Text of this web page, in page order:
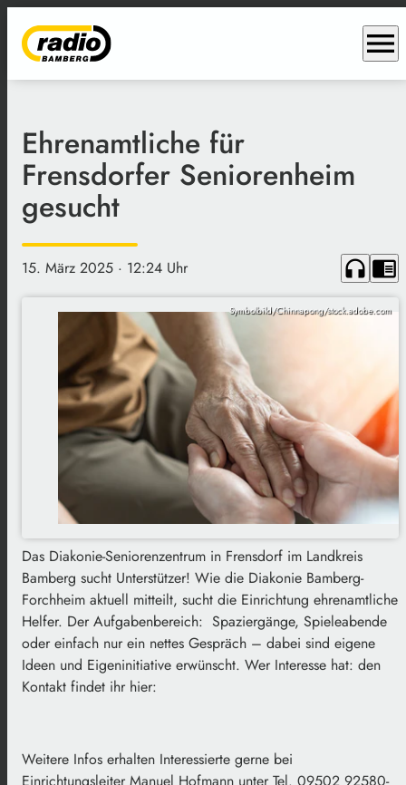
menu
Ehrenamtliche für
Frensdorfer Seniorenheim
gesucht
15. März 2025 · 12:24 Uhr headphones chrome_reader_mode
Symbolbild/Chinnapong/stock.adobe.com
Das Diakonie-Seniorenzentrum in Frensdorf im Landkreis
Bamberg sucht Unterstützer! Wie die Diakonie Bamberg-
Forchheim aktuell mitteilt, sucht die Einrichtung ehrenamtliche
Helfer. Der Aufgabenbereich: Spaziergänge, Spieleabende
oder einfach nur ein nettes Gespräch – dabei sind eigene
Ideen und Eigeninitiative erwünscht. Wer Interesse hat: den
Kontakt findet ihr hier:
Weitere Infos erhalten Interessierte gerne bei
Einrichtungsleiter Manuel Hofmann unter Tel. 09502 92580-